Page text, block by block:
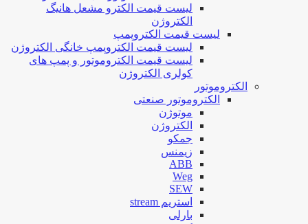
لیست قیمت الکترو مشعل هانیگ
الکتروژن
لیست قیمت الکتروپمپ
لیست قیمت الکتروپمپ خانگی الکتروژن
لیست قیمت الکتروموتور و پمپ های
کولری الکتروژن
الکتروموتور
الکتروموتور صنعتی
موتوژن
الکتروژن
جمکو
زیمنس
ABB
Weg
SEW
استریم stream
بارلی